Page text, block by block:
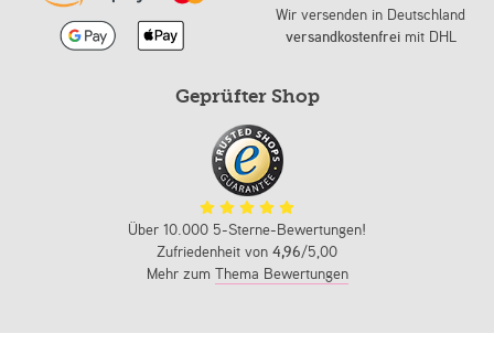
Wir versenden in Deutschland
versandkostenfreimit DHL
Geprüfter Shop
Über 10.000 5-Sterne-Bewertungen!
Zufriedenheit von 4,96/5,00
Mehr zum Thema Bewertungen